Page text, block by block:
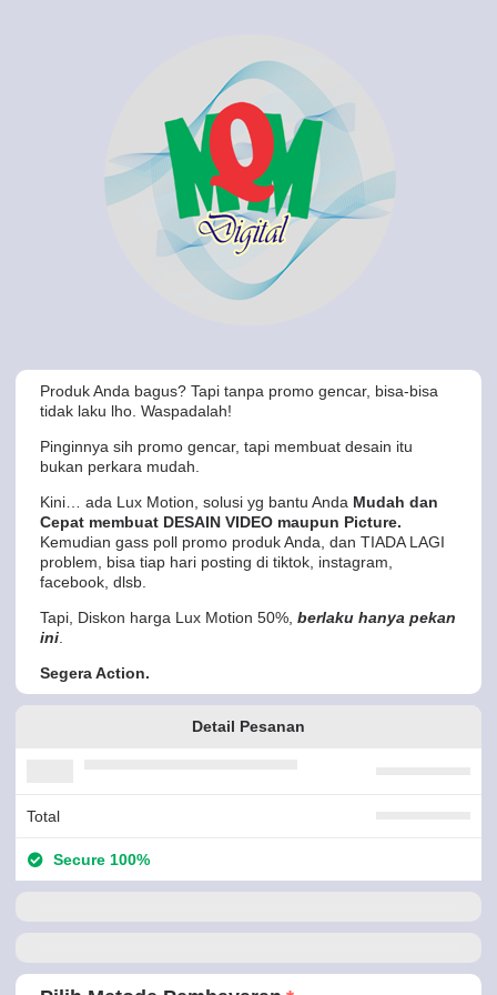
Produk Anda bagus? Tapi tanpa promo gencar, bisa-bisa
tidak laku lho. Waspadalah!
Pinginnya sih promo gencar, tapi membuat desain itu
bukan perkara mudah.
Kini… ada Lux Motion, solusi yg bantu Anda Mudah dan
Cepat membuat DESAIN VIDEO maupun Picture.
Kemudian gass poll promo produk Anda, dan TIADA LAGI
problem, bisa tiap hari posting di tiktok, instagram,
facebook, dlsb.
Tapi, Diskon harga Lux Motion 50%, berlaku hanya pekan
ini
Segera Action.
Detail Pesanan
Total
Secure 100%